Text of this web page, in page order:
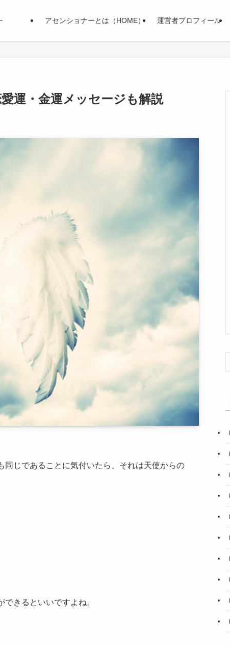
アセンショナーとは（HOME） 運営者プロフィール
運・金運メッセージも解説
じであることに気付いたら、それは天使からの
きるといいですよね。